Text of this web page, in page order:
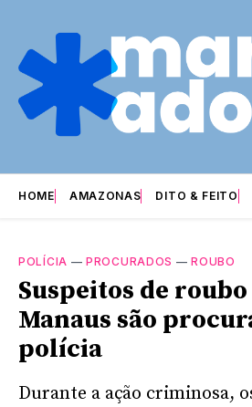
HOME AMAZONAS DITO & FEITO
POLÍCIA —PROCURADOS —ROUBO
Suspeitos de
Manaus são
polícia
Durante a ação criminosa,